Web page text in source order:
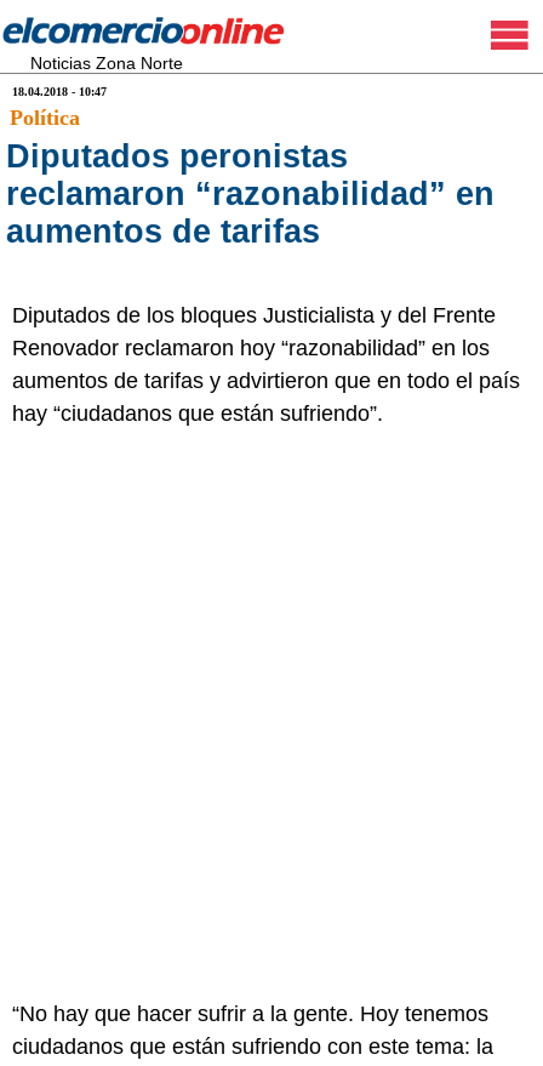
Noticias Zona Norte
18.04.2018 - 10:47
Política
Diputados peronistas
reclamaron “razonabilidad” en
aumentos de tarifas
Diputados de los bloques Justicialista y del Frente
Renovador reclamaron hoy “razonabilidad” en los
aumentos de tarifas y advirtieron que en todo el país
hay “ciudadanos que están sufriendo”.
“No hay que hacer sufrir a la gente. Hoy tenemos
ciudadanos que están sufriendo con este tema: la